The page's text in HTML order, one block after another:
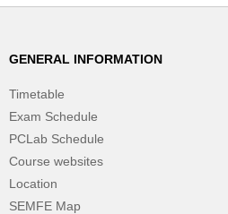
GENERAL INFORMATION
Timetable
Exam Schedule
PCLab Schedule
Course websites
Location
SEMFE Map